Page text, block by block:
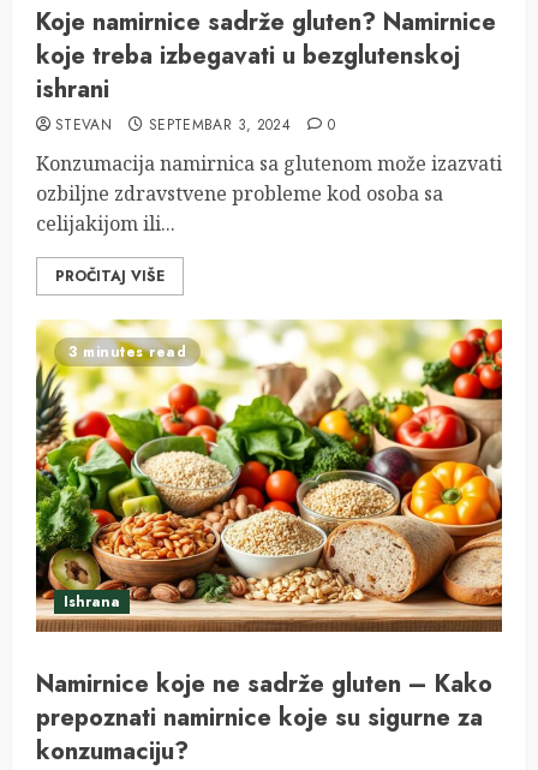
Koje namirnice sadrže gluten? Namirnice
koje treba izbegavati u bezglutenskoj
ishrani
STEVAN SEPTEMBAR 3, 2024 0
Konzumacija namirnica sa glutenom može izazvati
ozbiljne zdravstvene probleme kod osoba sa
celijakijom ili...
PROČITAJ VIŠE
3 minutes read
Ishrana
Namirnice koje ne sadrže gluten – Kako
prepoznati namirnice koje su sigurne za
konzumaciju?